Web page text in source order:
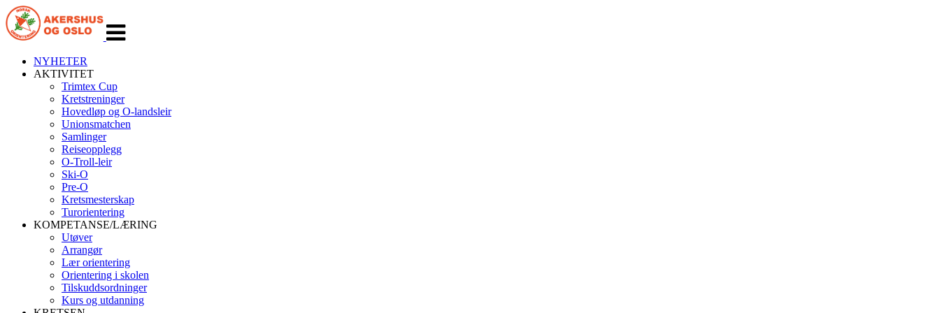
navigasjon
NYHETER
AKTIVITET
Trimtex Cup
Kretstreninger
Hovedløp og O-landsleir
Unionsmatchen
Samlinger
Reiseopplegg
O-Troll-leir
Ski-O
Pre-O
Kretsmesterskap
Turorientering
KOMPETANSE/LÆRING
Utøver
Arrangør
Lær orientering
Orientering i skolen
Tilskuddsordninger
Kurs og utdanning